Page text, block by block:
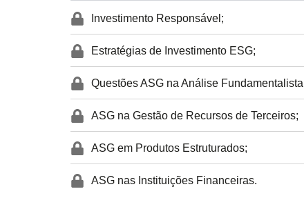
Investimento Responsável;
Estratégias de Investimento ESG;
Questões ASG na Análise
ASG na Gestão de Recursos de Terceiros;
ASG em Produtos Estruturados;
ASG nas Instituições Financeiras.